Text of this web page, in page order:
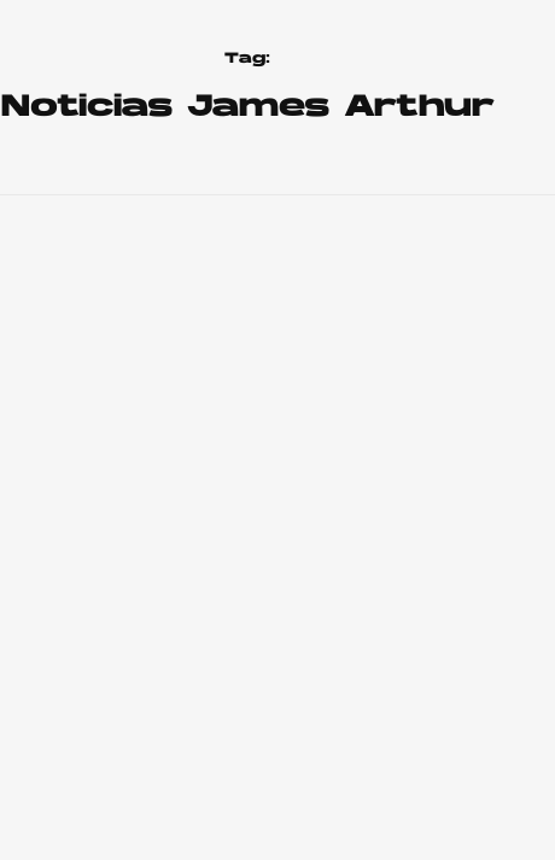
Tag:
Noticias James Arthur